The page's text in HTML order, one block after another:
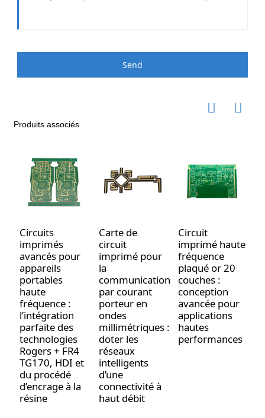
Send
Produits associés
Circuits
imprimés
avancés pour
appareils
portables
haute
fréquence :
l’intégration
parfaite des
technologies
Rogers + FR4
TG170, HDI et
du procédé
d’encrage à la
résine
Carte de
circuit
imprimé pour
la
communication
par courant
porteur en
ondes
millimétriques :
doter les
réseaux
intelligents
d’une
connectivité à
haut débit
Circuit
imprimé haute
fréquence
plaqué or 20
couches :
conception
avancée pour
applications
hautes
performances